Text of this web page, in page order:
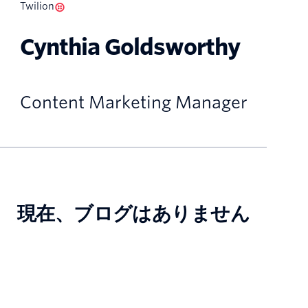
Twilion
Cynthia Goldsworthy
Content Marketing Manager
現在、ブログはありません